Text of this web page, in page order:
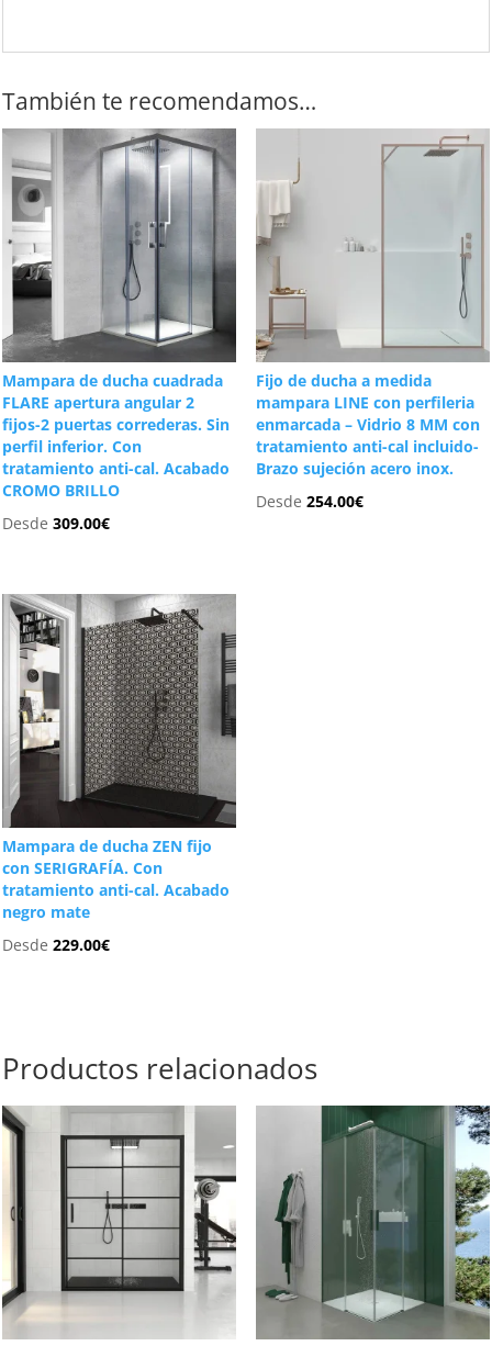
También te recomendamos…
Mampara de ducha cuadrada
FLARE apertura angular 2
fijos-2 puertas correderas. Sin
perfil inferior. Con
tratamiento anti-cal. Acabado
CROMO BRILLO
Desde309.00€
Fijo de ducha a medida
mampara LINE con perfileria
enmarcada – Vidrio 8 MM con
tratamiento anti-cal incluido-
Brazo sujeción acero inox.
Desde 254.00€
Mampara de ducha ZEN fijo
con SERIGRAFÍA. Con
tratamiento anti-cal. Acabado
negro mate
Desde229.00€
Productos relacionados